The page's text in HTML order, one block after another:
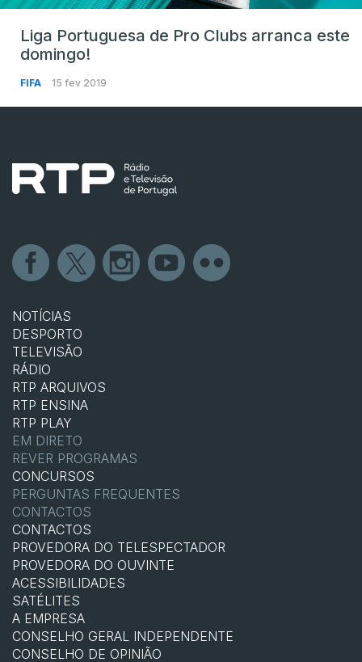
Liga Portuguesa de Pro Clubs arranca este
domingo!
FIFA 15 fev 2019
NOTÍCIAS
DESPORTO
TELEVISÃO
RÁDIO
RTP ARQUIVOS
RTP ENSINA
RTP PLAY
EM DIRETO
REVER PROGRAMAS
CONCURSOS
PERGUNTAS FREQUENTES
CONTACTOS
CONTACTOS
PROVEDORA DO TELESPECTADOR
PROVEDORA DO OUVINTE
ACESSIBILIDADES
SATÉLITES
A EMPRESA
CONSELHO GERAL INDEPENDENTE
CONSELHO DE OPINIÃO